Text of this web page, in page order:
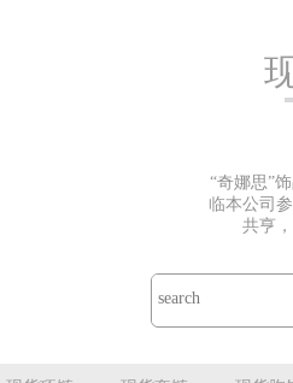
“奇娜思”
临本公司
共亨